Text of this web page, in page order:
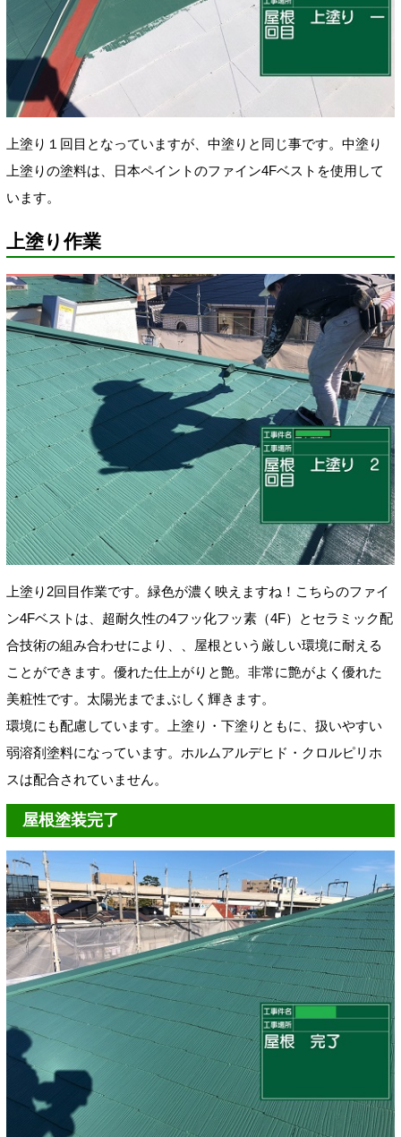
上塗り１回目となっていますが、中塗りと同じ事です。 中塗り
上塗りの塗料は、日本ペイントのファイン4Fベストを使用して
います。
上塗り作業
上塗り2回目作業です。緑色が濃く映えますね！こちらのファイ
ン4Fベストは、超耐久性の4フッ化フッ素（4F）
とセラミック配
合技術の組み合わせにより、、屋根という厳しい環境に耐える
ことができます。 優れた仕上がりと艶。非常に艶がよく優れた
美粧性です。太陽光までまぶしく輝きます。
環境にも配慮しています。上塗り・下塗りともに、扱いやすい
弱溶剤塗料になっています。ホルムアルデヒド・クロルピリホ
スは配合されていません。
屋根塗装完了